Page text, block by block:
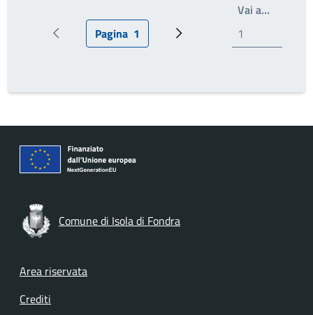
Pagina precedentePagina attuale
Pagina 1 Prossima pagina
Vai a…
Comune di Isola di Fondra
Footer menu
Area riservata
Crediti